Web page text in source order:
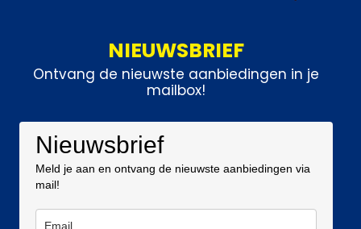
NIEUWSBRIEF
Ontvang de nieuwste aanbiedingen in je
mailbox!
Nieuwsbrief
Meld je aan en ontvang de nieuwste aanbiedingen via
mail!